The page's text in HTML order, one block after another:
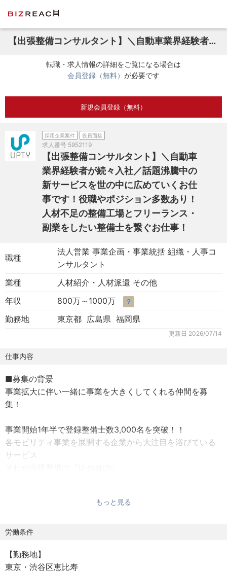
【出張整備コンサルタント】＼自動車業界経験者が続々入社／話題沸騰中の新サービスを世の中に広めていくお仕事です！役職やポジション多数あり！人材不足の整備工場とフリーランス・副業をしたい整備士を繋ぐお仕事！
転職・求人情報の詳細をご覧になる場合は
会員登録（無料） が必要です
新規会員登録（無料）
採用企業案件 役員面接
求人番号 5952119
【出張整備コンサルタント】＼自動車
業界経験者が続々入社／話題沸騰中の
新サービスを世の中に広めていくお仕
事です！役職やポジション多数あり！
人材不足の整備工場とフリーランス・
副業をしたい整備士を繋ぐお仕事！
職種
法人営業 事業企画・事業統括 組織・人事コ
ンサルタント
業種
人材紹介・人材派遣 その他
年収
800万～1000万 ？
勤務地 東京都 広島県 福岡県
更新日 2026/07/14
仕事内容
■募集の背景
事業拡大に伴い一緒に事業を大きくしてくれる仲間を募
集！
事業開始1年半で登録整備士数3,000名を突破！！
各モビリティ事業を展開する企業から大注目を浴びている
サービス
当社は、自動車業界に特化した総合人材事業を行う、業界
工場まで、全国3.5万店舗以上と取引し、“モビリティ人材
のプラットフォーム”として、急成長を遂げています。
もっと見る
労働条件
【勤務地】
東京・渋谷区恵比寿